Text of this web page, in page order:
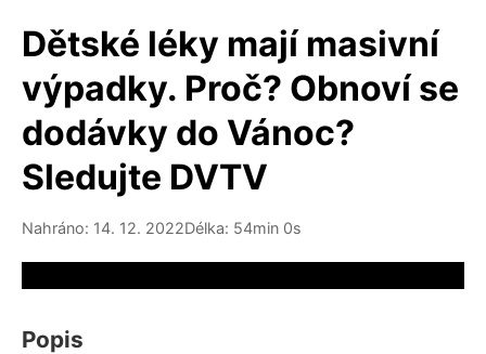
Dětské léky mají masivní
výpadky. Proč? Obnoví se
dodávky do Vánoc?
Sledujte DVTV
Nahráno: 14. 12. 2022Délka: 54min 0s
Popis